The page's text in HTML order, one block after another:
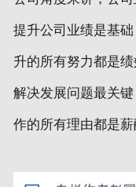
提升公司业绩是基
升的所有努力都是绩
解决发展问题最关
作的所有理由都是薪